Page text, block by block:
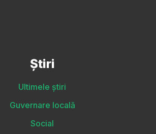
Știri
Ultimele știri
Guvernare locală
Social